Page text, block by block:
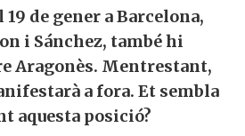
de gener a Barcelona,
i Sánchez, també hi
Aragonès. Mentrestant,
a fora. Et sembla
aquesta posició?